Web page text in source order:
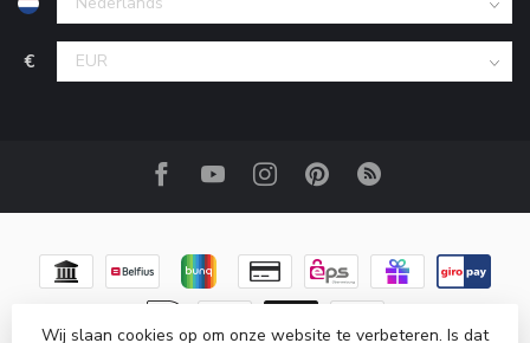
€
Wij slaan cookies op om onze website te verbeteren. Is dat